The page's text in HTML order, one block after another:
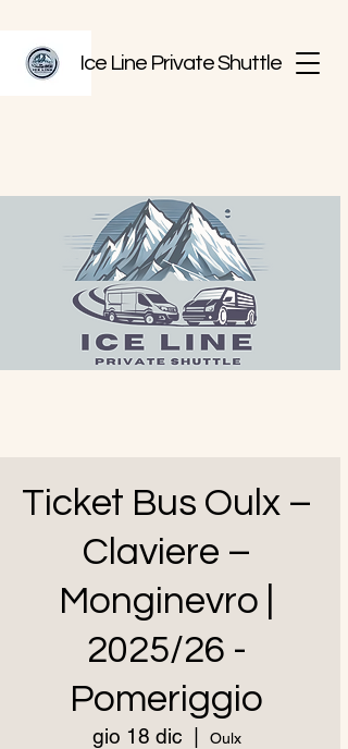
Ice Line Private Shuttle
Ticket Bus Oulx –
Claviere –
Monginevro |
2025/26 -
Pomeriggio
gio 18 dic Oulx